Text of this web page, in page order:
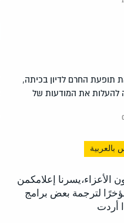
תופעת החרם לדיון בכיתה,
להעלות את המודעות של
بالعربية
الأعزاء،يسرنا إعلامكمن
لترجمة بعض برامج
أردت